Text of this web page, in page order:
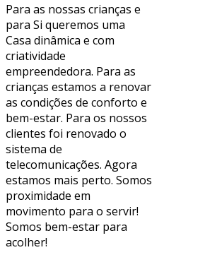
Para as nossas crianças e
para Si queremos uma
Casa dinâmica e com
criatividade
empreendedora. Para as
crianças estamos a renovar
as condições de conforto e
bem-estar. Para os nossos
clientes foi renovado o
sistema de
telecomunicações. Agora
estamos mais perto. Somos
proximidade em
movimento para o servir!
Somos bem-estar para
acolher!